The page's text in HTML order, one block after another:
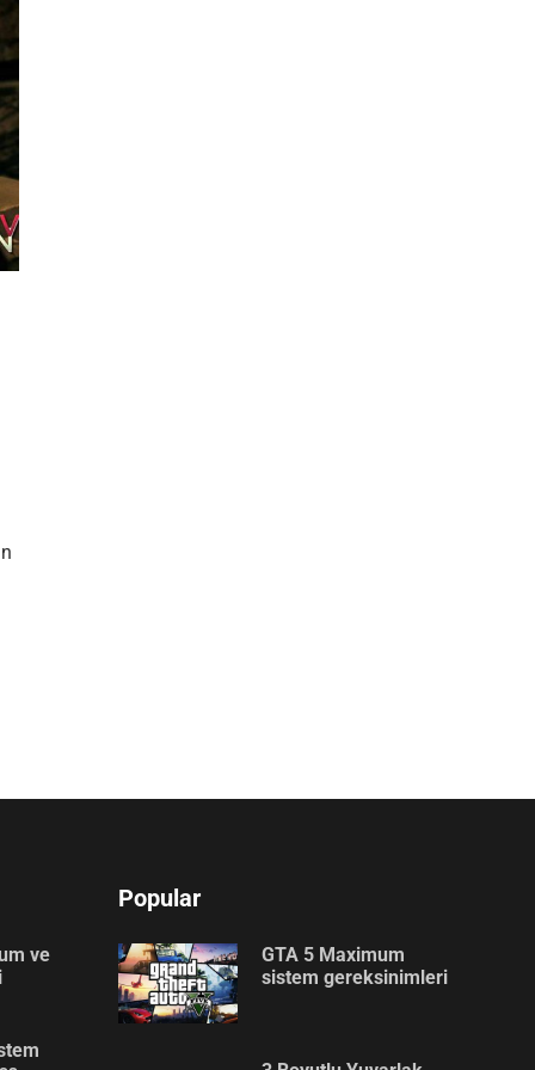
ve
Popular
GTA 5 Maximum
sistem gereksinimleri